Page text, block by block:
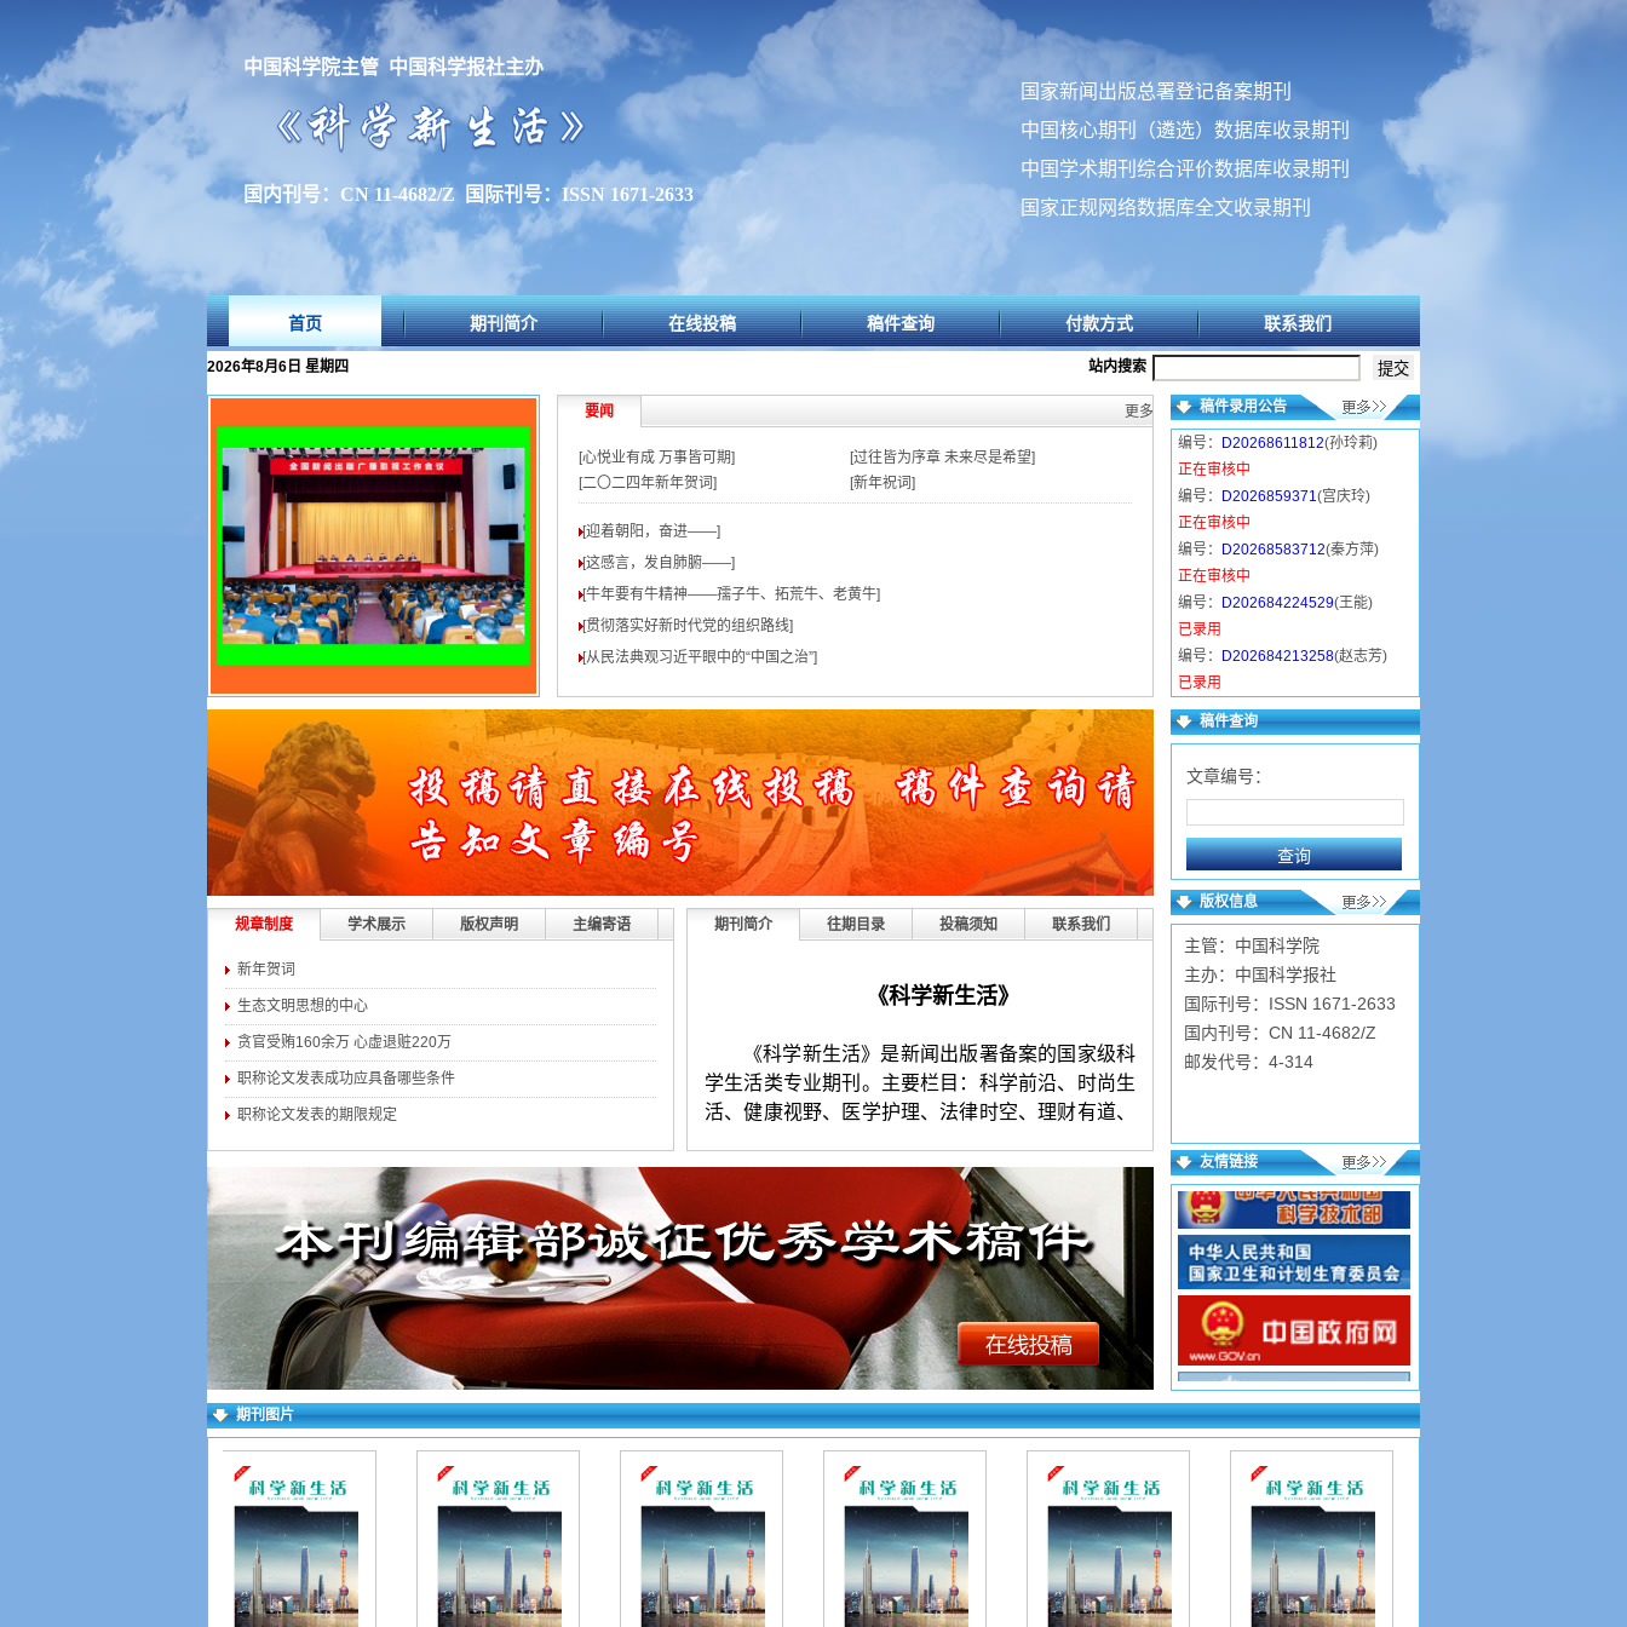
中国科学院主管 中国科学报社主办
国内刊号：CN 11-4682/Z 国际刊号：ISSN 1671-2633
国家新闻出版总署登记备案期刊
中国核心期刊（遴选）数据库收录期刊
中国学术期刊综合评价数据库收录期刊
国家正规网络数据库全文收录期刊
首页 期刊简介 在线投稿 稿件查询 付款方式 联系我们
2026年8月6日 星期四 站内搜索
要闻 更多>>
[心悦业有成 万事皆可期]
[过往皆为序章 未来尽是希望]
[二〇二四年新年贺词]
[新年祝词]
[迎着朝阳，奋进——]
[这感言，发自肺腑——]
[牛年要有牛精神——孺子牛、拓荒牛、老黄牛]
[贯彻落实好新时代党的组织路线]
[从民法典观习近平眼中的“中国之治”]
稿件录用公告
编号： D20268611812(孙玲莉)
正在审核中
编号：
D2026859371(宫庆玲)
正在审核中
编号：
D20268583712(秦方萍)
正在审核中
编号：
D202684224529(王能)
已录用
编号：
D202684213258(赵志芳)
已录用
编号：D2026842044(杨灿霞)
已录用
已录用
已录用
编号：D20268495146(魏凤芝)
已录用
编号：D20268323556(李小洁)
已录用
稿件查询
文章编号：
规章制度 学术展示 版权声明 主编寄语
新年贺词
生态文明思想的中心
贪官受贿160余万 心虚退赃220万
职称论文发表成功应具备哪些条件
职称论文发表的期限规定
期刊简介 往期目录 投稿须知 联系我们
《科学新生活》
《科学新生活》是新闻出版署备案的国家级科
学生活类专业期刊。主要栏目：科学前沿、时尚生
活、健康视野、医学护理、法律时空、理财有道、
刊文章由龙源网全文收录。
《科学新生活》投稿须知：
1.投稿要求：观点新颖，层次清楚，语言简
练。字数以3000-8000字符（两版起发）为宜。署
名一般不超过
3人。第一作者附简介（性别、出生
年月、民族、籍贯、学历、职称、研究方向等）。
来稿保证无抄袭，严禁一稿多投。编辑有权对录用
稿件进行适当编删。
2.投稿方法：网站首页点击“在线投稿”，逐项
填写（作者姓名只填第一作者），上传word格式文
看不到则为失败（注意：长题目填写时精简到15个
字以内）。初审录用稿件，加对接编辑Q时，验证
写第一作者姓名（以便查找）。
《科学新生活》杂志【文章快速发表】投稿网
址如下：
版权信息
主管：中国科学院
主办：中国科学报社
国际刊号：ISSN 1671-2633
国内刊号：CN 11-4682/Z
邮发代号：4-314
友情链接
期刊图片